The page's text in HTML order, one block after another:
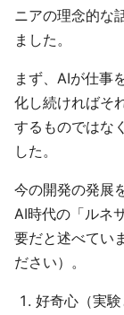
ニアの理念的な
ました。
まず、AIが仕事
化し続ければそ
するものではな
した。
今の開発の発展
AI時代の「ルネ
要だと述べてい
ださい）。
好奇心（実験